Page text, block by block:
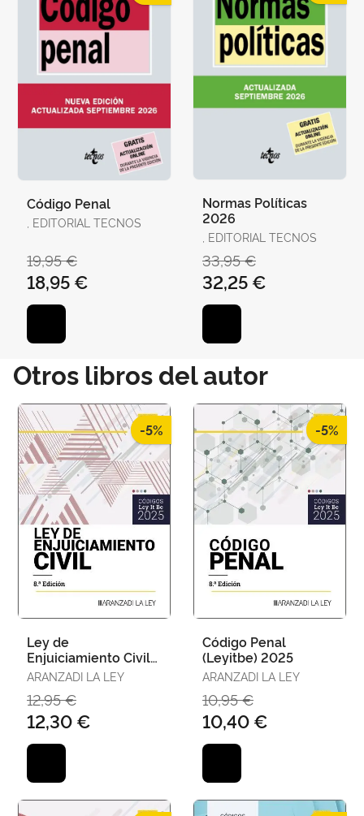
Código Penal
, EDITORIAL TECNOS
19,95 €
18,95 €
Normas Políticas
2026
, EDITORIAL TECNOS
33,95 €
32,25 €
Otros libros del autor
-5%
Ley de
Enjuiciamiento Civil
(Leyitbe) 2025
ARANZADI LA LEY
12,95 €
12,30 €
-5%
Código Penal
(Leyitbe) 2025
ARANZADI LA LEY
10,95 €
10,40 €